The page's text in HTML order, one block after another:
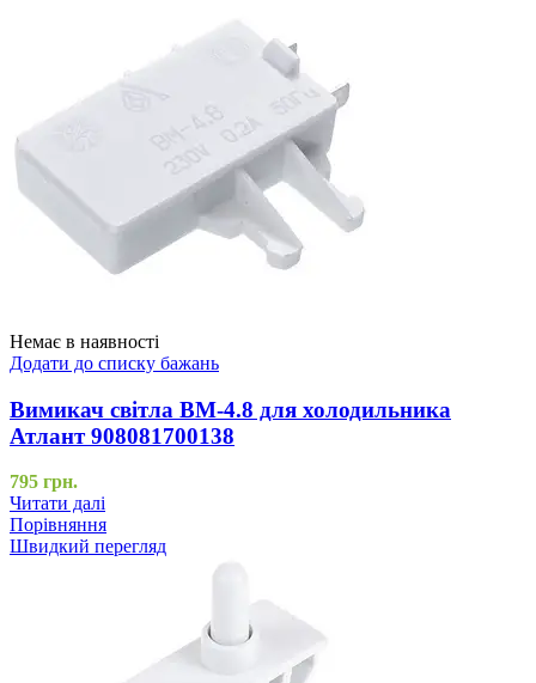
Немає в наявності
Додати до списку бажань
Вимикач світла ВМ-4.8 для холодильника
Атлант 908081700138
795 грн.
Читати далі
Порівняння
Швидкий перегляд